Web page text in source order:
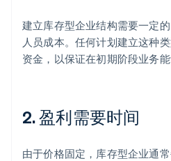
建立库存型企业结构需要一定
人员成本。任何计划建立这种
资金，以保证在初期阶段业务能
2. 盈利需要时间
由于价格固定，库存型企业通